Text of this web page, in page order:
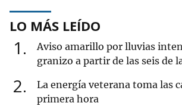
LO MÁS LEÍDO
1
Aviso amarillo por lluvias
granizo a partir de las seis de
2
La energía veterana toma las
primera hora